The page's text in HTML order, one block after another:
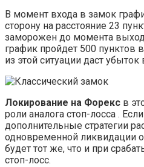
В момент входа в замок
сторону на расстояние 23
заморожен до момента
график пройдет 500
из этой ситуации даст убыток
Локирование на Форекс в
роли аналога стоп-лосса .
дополнительные стратегии
одновременной ликвидации
будет тот же, что и при
стоп-лосс.